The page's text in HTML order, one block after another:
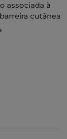
associada à
cutânea
o
das